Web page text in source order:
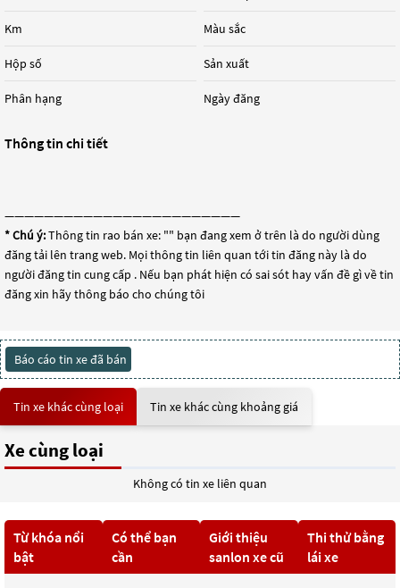
Km
Hộp số
Phân hạng
Màu sắc
Sản xuất
Ngày đăng
Thông tin chi tiết
————————————————————————
* Chú ý:Thông tin rao bán xe: "" bạn đang xem ở trên là do người dùng
đăng tải lên trang web. Mọi thông tin liên quan tới tin đăng này là do
người đăng tin cung cấp . Nếu bạn phát hiện có sai sót hay vấn đề gì về tin
đăng xin hãy thông báo cho chúng tôi
Báo cáo tin xe đã bán
Tin xe khác cùng loại Tin xe khác cùng khoảng giá
Xe cùng loại
Không có tin xe liên quan
Từ khóa nổi
bật
Có thể bạn
cần
Giới thiệu
sanlon xe cũ
Thi thử bằng
lái xe